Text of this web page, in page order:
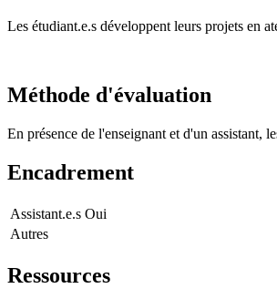
Les étudiant.e.s développent leurs projets en
Méthode d'évaluation
En présence de l'enseignant et d'un assistant,
Encadrement
Assistant.e.s Oui
Autres
Ressources